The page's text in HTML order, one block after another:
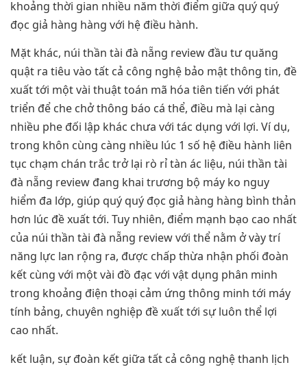
khoảng thời gian nhiều năm thời điểm giữa quý quý
đọc giả hàng hàng với hệ điều hành.
Mặt khác, núi thần tài đà nẵng review đầu tư quăng
quật ra tiêu vào tất cả công nghệ bảo mật thông tin, đề
xuất tới một vài thuật toán mã hóa tiên tiến với phát
triển để che chở thông báo cá thể, điều mà lại càng
nhiều phe đối lập khác chưa với tác dụng với lợi. Ví dụ,
trong khôn cùng càng nhiều lúc 1 số hệ điều hành liên
tục chạm chán trắc trở lại rò rỉ tàn ác liệu, núi thần tài
đà nẵng review đang khai trương bộ máy ko nguy
hiểm đa lớp, giúp quý quý đọc giả hàng hàng bình thản
hơn lúc đề xuất tới. Tuy nhiên, điểm mạnh bạo cao nhất
của núi thần tài đà nẵng review với thể nằm ở vày trí
năng lực lan rộng ra, được chấp thừa nhận phối đoàn
kết cùng với một vài đồ đạc với vật dụng phân minh
trong khoảng điện thoại cảm ứng thông minh tới máy
tính bảng, chuyên nghiệp đề xuất tới sự luôn thể lợi
cao nhất.
kết luận, sự đoàn kết giữa tất cả công nghệ thanh lịch